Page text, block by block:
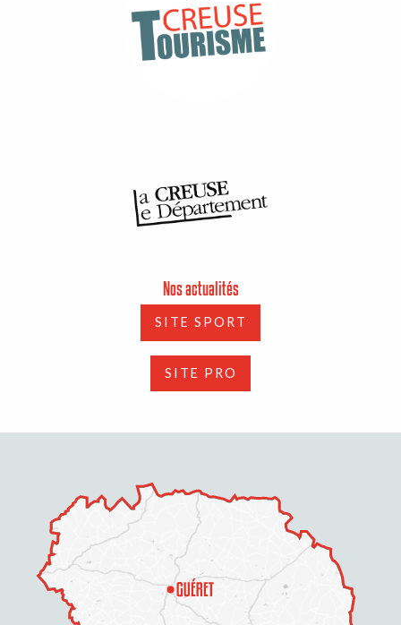
Nos actualités
SITE SPORT
SITE PRO